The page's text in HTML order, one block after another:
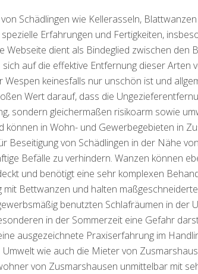
Schädlingen wie Kellerasseln,
Erfahrungen und Fertigkeiten,
Webseite dient als Bindeglied zwischen
auf die effektive Entfernung dieser Arten
keinesfalls nur unschön ist und
Wert darauf, dass die
sondern gleichermaßen risikoarm sowie
können in Wohn- und Gewerbegebieten in
Beseitigung von Schädlingen in der Nähe
Befälle zu verhindern. Wanzen können
und benötigt eine sehr komplexen
Bettwanzen und halten
benutzten Schlafräumen in der
in der Sommerzeit eine Gefahr
ausgezeichnete Praxiserfahrung im
Umwelt wie auch die Mieter von
von Zusmarshausen unmittelbar mit